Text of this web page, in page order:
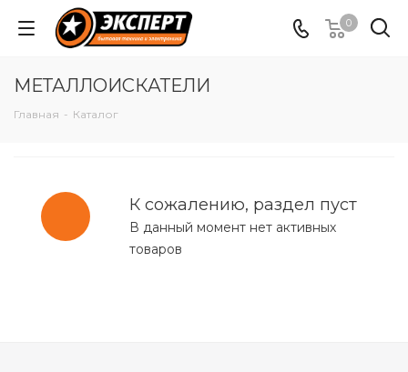
0
МЕТАЛЛОИСКАТЕЛИ
Главная - Каталог
К сожалению, раздел пуст
В данный момент нет активных
товаров